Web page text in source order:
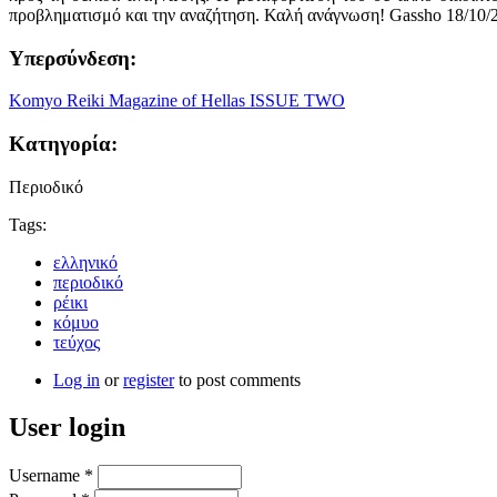
προβληματισμό και την αναζήτηση. Καλή ανάγνωση! Gassho 18/10/
Υπερσύνδεση:
Komyo Reiki Magazine of Hellas ISSUE TWO
Κατηγορία:
Περιοδικό
Tags:
ελληνικό
περιοδικό
ρέικι
κόμυο
τεύχος
Log in orregisterto post comments
User login
Username *